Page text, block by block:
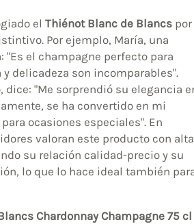
el Thiénot Blanc de Blancs por
Por ejemplo, María, una
"Es el champagne perfecto para
y delicadeza son incomparables".
dice: "Me sorprendió su elegancia
se ha convertido en mi
ocasiones especiales". En
valoran este producto con alta
su relación calidad-precio y su
lo que lo hace ideal también
Chardonnay Champagne 75 cl